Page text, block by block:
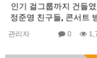
인기 걸그룹까지 건들
정준영 친구들, 콘서트
관리자 0